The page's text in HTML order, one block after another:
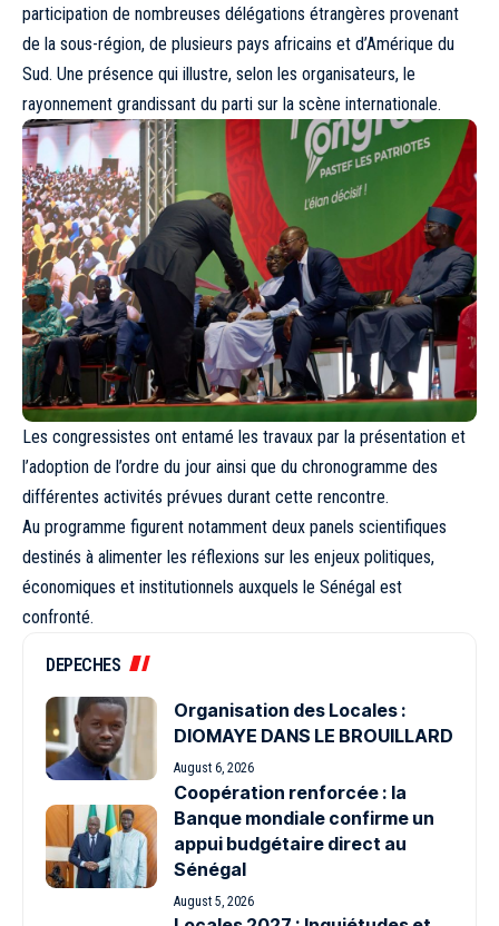
participation de nombreuses délégations étrangères provenant
de la sous-région, de plusieurs pays africains et d’Amérique du
Sud. Une présence qui illustre, selon les organisateurs, le
rayonnement grandissant du parti sur la scène internationale.
Les congressistes ont entamé les travaux par la présentation et
l’adoption de l’ordre du jour ainsi que du chronogramme des
différentes activités prévues durant cette rencontre.
Au programme figurent notamment deux panels scientifiques
destinés à alimenter les réflexions sur les enjeux politiques,
économiques et institutionnels auxquels le Sénégal est
confronté.
DEPECHES
Organisation des Locales :
DIOMAYE DANS LE BROUILLARD
August 6, 2026
Coopération renforcée : la
Banque mondiale confirme un
appui budgétaire direct au
Sénégal
August 5, 2026